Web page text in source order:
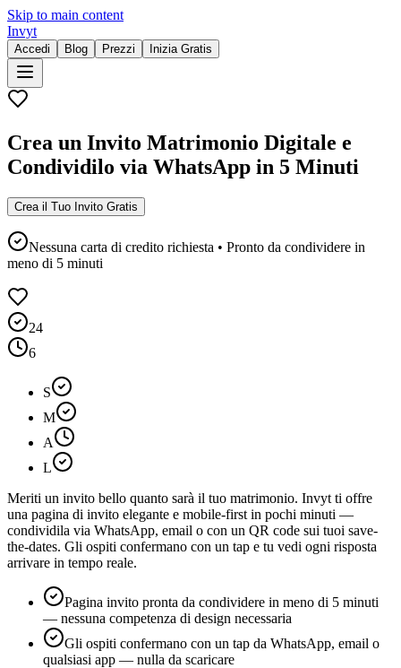
Skip to main content
Invyt
Accedi Blog Prezzi Inizia Gratis
Crea un Invito Matrimonio Digitale e
Condividilo via WhatsApp in 5 Minuti
Crea il Tuo Invito Gratis
Nessuna carta di credito richiesta • Pronto da condividere in
meno di 5 minuti
24
6
S
M
A
L
Meriti un invito bello quanto sarà il tuo matrimonio. Invyt ti offre
una pagina di invito elegante e mobile-first in pochi minuti —
condividila via WhatsApp, email o con un QR code sui tuoi save-
the-dates. Gli ospiti confermano con un tap e tu vedi ogni risposta
arrivare in tempo reale.
Pagina invito pronta da condividere in meno di 5 minuti
— nessuna competenza di design necessaria
Gli ospiti confermano con un tap da WhatsApp, email o
qualsiasi app — nulla da scaricare